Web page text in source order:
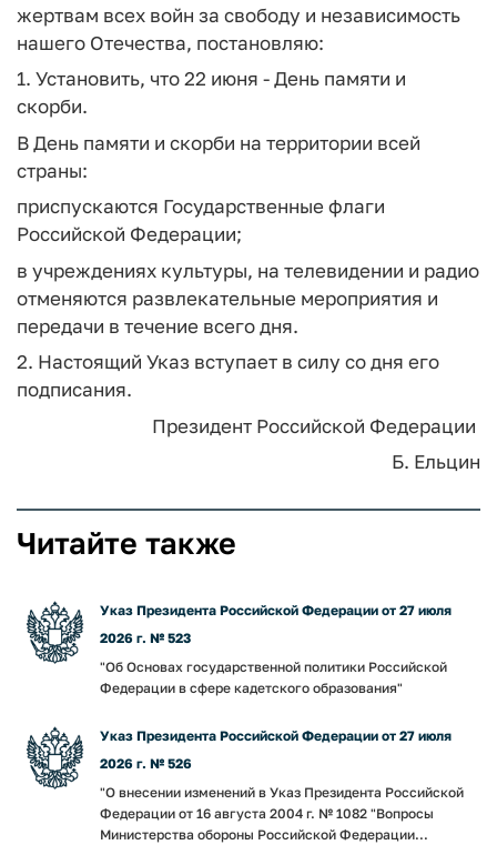
жертвам всех войн за свободу и независимость
нашего Отечества, постановляю:
1. Установить, что 22 июня - День памяти и
скорби.
В День памяти и скорби на территории всей
страны:
приспускаются Государственные флаги
Российской Федерации;
в учреждениях культуры, на телевидении и радио
отменяются развлекательные мероприятия и
передачи в течение всего дня.
2. Настоящий Указ вступает в силу со дня его
подписания.
Президент Российской Федерации
Б. Ельцин
Читайте также
Указ Президента Российской Федерации от 27 июля
2026 г. № 523
"Об Основах государственной политики Российской
Федерации в сфере кадетского образования"
Указ Президента Российской Федерации от 27 июля
2026 г. № 526
"О внесении изменений в Указ Президента Российской
Федерации от 16 августа 2004 г. № 1082 "Вопросы
Министерства обороны Российской Федерации...